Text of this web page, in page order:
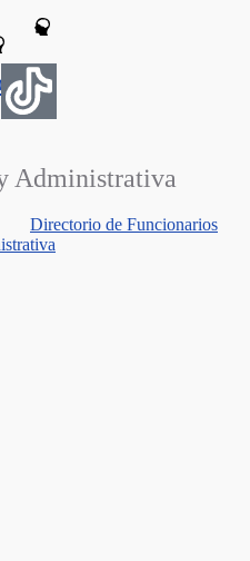
Administrativa
Directorio de Funcionarios